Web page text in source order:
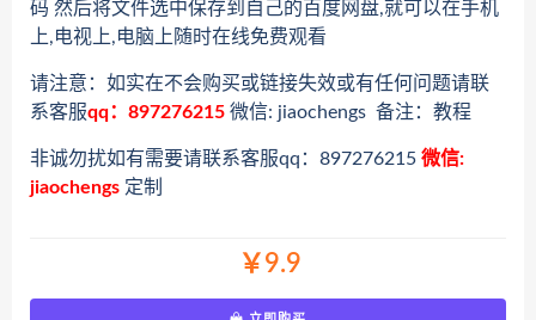
码 然后将文件选中保存到自己的百度网盘,就可以在手机
上,电视上,电脑上随时在线免费观看
请注意：如实在不会购买或链接失效或有任何问题请联
系客服qq：897276215 微信: jiaochengs 备注：教程
非诚勿扰如有需要请联系客服qq：897276215 微信:
jiaochengs 定制
￥9.9